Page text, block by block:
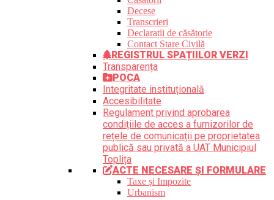
Decese
Transcrieri
Declarații de căsătorie
Contact Stare Civilă
REGISTRUL SPAȚIILOR VERZI
Transparența
POCA
Integritate instituțională
Accesibilitate
Regulament privind aprobarea
condițiile de acces a furnizorilor de
rețele de comunicații pe proprietatea
publică sau privată a UAT Municipiul
Toplița
ACTE NECESARE ȘI FORMULARE
Taxe și Impozite
Urbanism